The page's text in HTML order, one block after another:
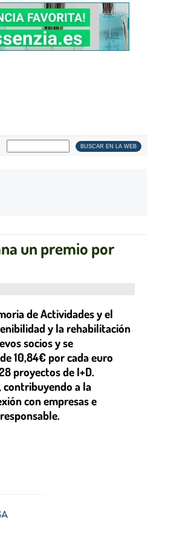
un premio por
de Actividades y el
y la rehabilitación
socios y se
10,84€ por cada euro
proyectos de I+D.
contribuyendo a la
con empresas e